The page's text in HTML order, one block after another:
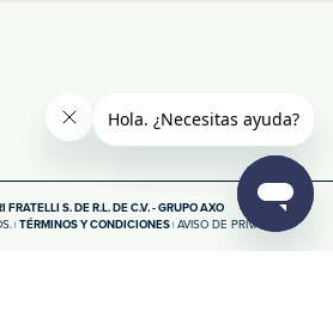
FRATELLI S. DE R.L. DE C.V. - GRUPO AXO
| TÉRMINOS Y CONDICIONES | AVISO DE PRIVACIDAD